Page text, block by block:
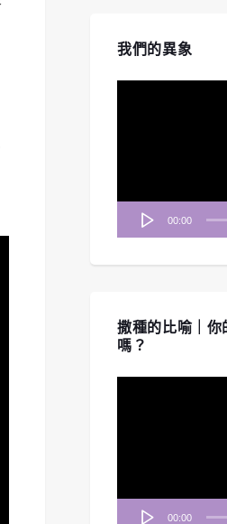
我們的異象
00:00
撒種的比喻｜你
嗎？
00:00